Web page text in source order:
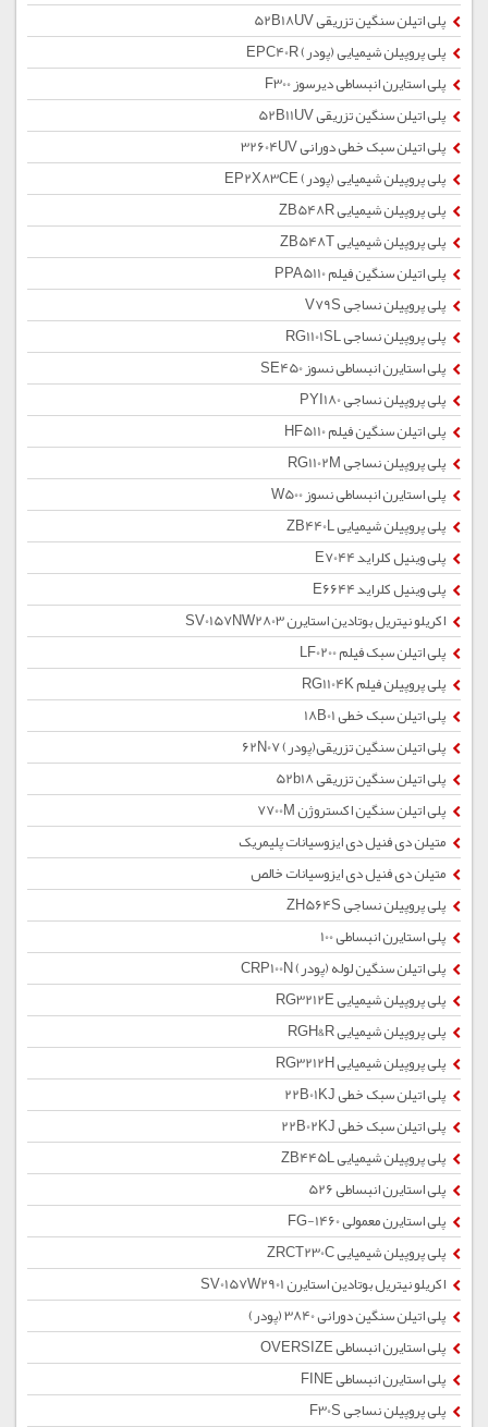
پلی اتیلن سنگین تزریقی 52B18UV
پلی پروپیلن شیمیایی (پودر) EPC40R
پلی استایرن انبساطی دیرسوز F300
پلی اتیلن سنگین تزریقی 52B11UV
پلی اتیلن سبک خطی دورانی 32604UV
پلی پروپیلن شیمیایی (پودر) EP2X83CE
پلی پروپیلن شیمیایی ZB548R
پلی پروپیلن شیمیایی ZB548T
پلی اتیلن سنگین فیلم PPA5110
پلی پروپیلن نساجی V79S
پلی پروپیلن نساجی RG1101SL
پلی استایرن انبساطی نسوز SE450
پلی پروپیلن نساجی PYI180
پلی اتیلن سنگین فیلم HF5110
پلی پروپیلن نساجی RG1102M
پلی استایرن انبساطی نسوز W500
پلی پروپیلن شیمیایی ZB440L
پلی وینیل کلراید E7044
پلی وینیل کلراید E6644
اکریلو نیتریل بوتادین استایرن SV0157NW2803
پلی اتیلن سبک فیلم LF0200
پلی پروپیلن فیلم RG1104K
پلی اتیلن سبک خطی 18B01
پلی اتیلن سنگین تزریقی(پودر) 62N07
پلی اتیلن سنگین تزریقی 52b18
پلی اتیلن سنگین اکستروژن 7700M
متیلن دی فنیل دی ایزوسیانات پلیمریک
متیلن دی فنیل دی ایزوسیانات خالص
پلی پروپیلن نساجی ZH564S
پلی استایرن انبساطی 100
پلی اتیلن سنگین لوله (پودر) CRP100N
پلی پروپیلن شیمیایی RG3212E
پلی پروپیلن شیمیایی RGH&R
پلی پروپیلن شیمیایی RG3212H
پلی اتیلن سبک خطی 22B01KJ
پلی اتیلن سبک خطی 22B02KJ
پلی پروپیلن شیمیایی ZB445L
پلی استایرن انبساطی 526
پلی استایرن معمولی 1460-FG
پلی پروپیلن شیمیایی ZRCT230C
اکریلو نیتریل بوتادین استایرن SV0157W2901
پلی اتیلن سنگین دورانی 3840 (پودر)
پلی استایرن انبساطی OVERSIZE
پلی استایرن انبساطی FINE
پلی پروپیلن نساجی F30S